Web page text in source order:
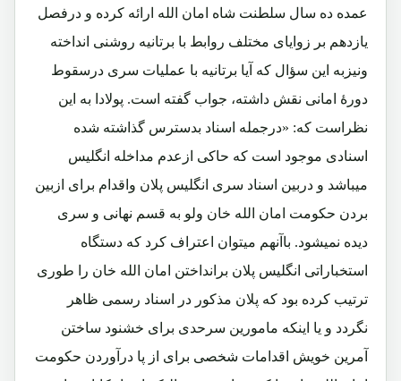
عمده ده سال سلطنت شاه امان الله ارائه کرده و درفصل
یازدهم بر زوایای مختلف روابط با برتانیه روشنی انداخته
ونیزبه این سؤال که آیا برتانیه با عملیات سری درسقوط
دورۀ امانی نقش داشته، جواب گفته است. پولادا به این
نظراست که: «درجمله اسناد بدسترس گذاشته شده
اسنادی موجود است که حاکی ازعدم مداخله انگلیس
میباشد و دربین اسناد سری انگلیس پلان واقدام برای ازبین
بردن حکومت امان الله خان ولو به قسم نهانی و سری
دیده نمیشود. باآنهم میتوان اعتراف کرد که دستگاه
استخباراتی انگلیس پلان برانداختن امان الله خان را طوری
ترتیب کرده بود که پلان مذکور در اسناد رسمی ظاهر
نگردد و یا اینکه مامورین سرحدی برای خشنود ساختن
آمرین خویش اقدامات شخصی برای از پا درآوردن حکومت